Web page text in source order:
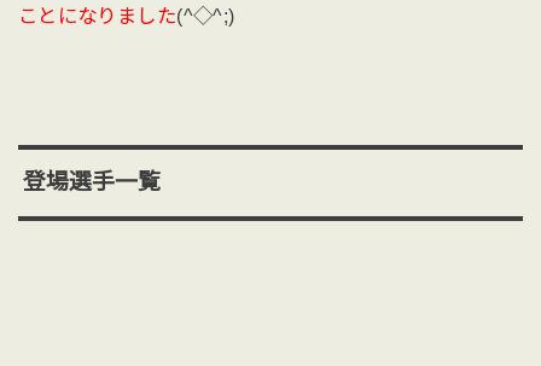
ことになりました(^◇^;)
登場選手一覧